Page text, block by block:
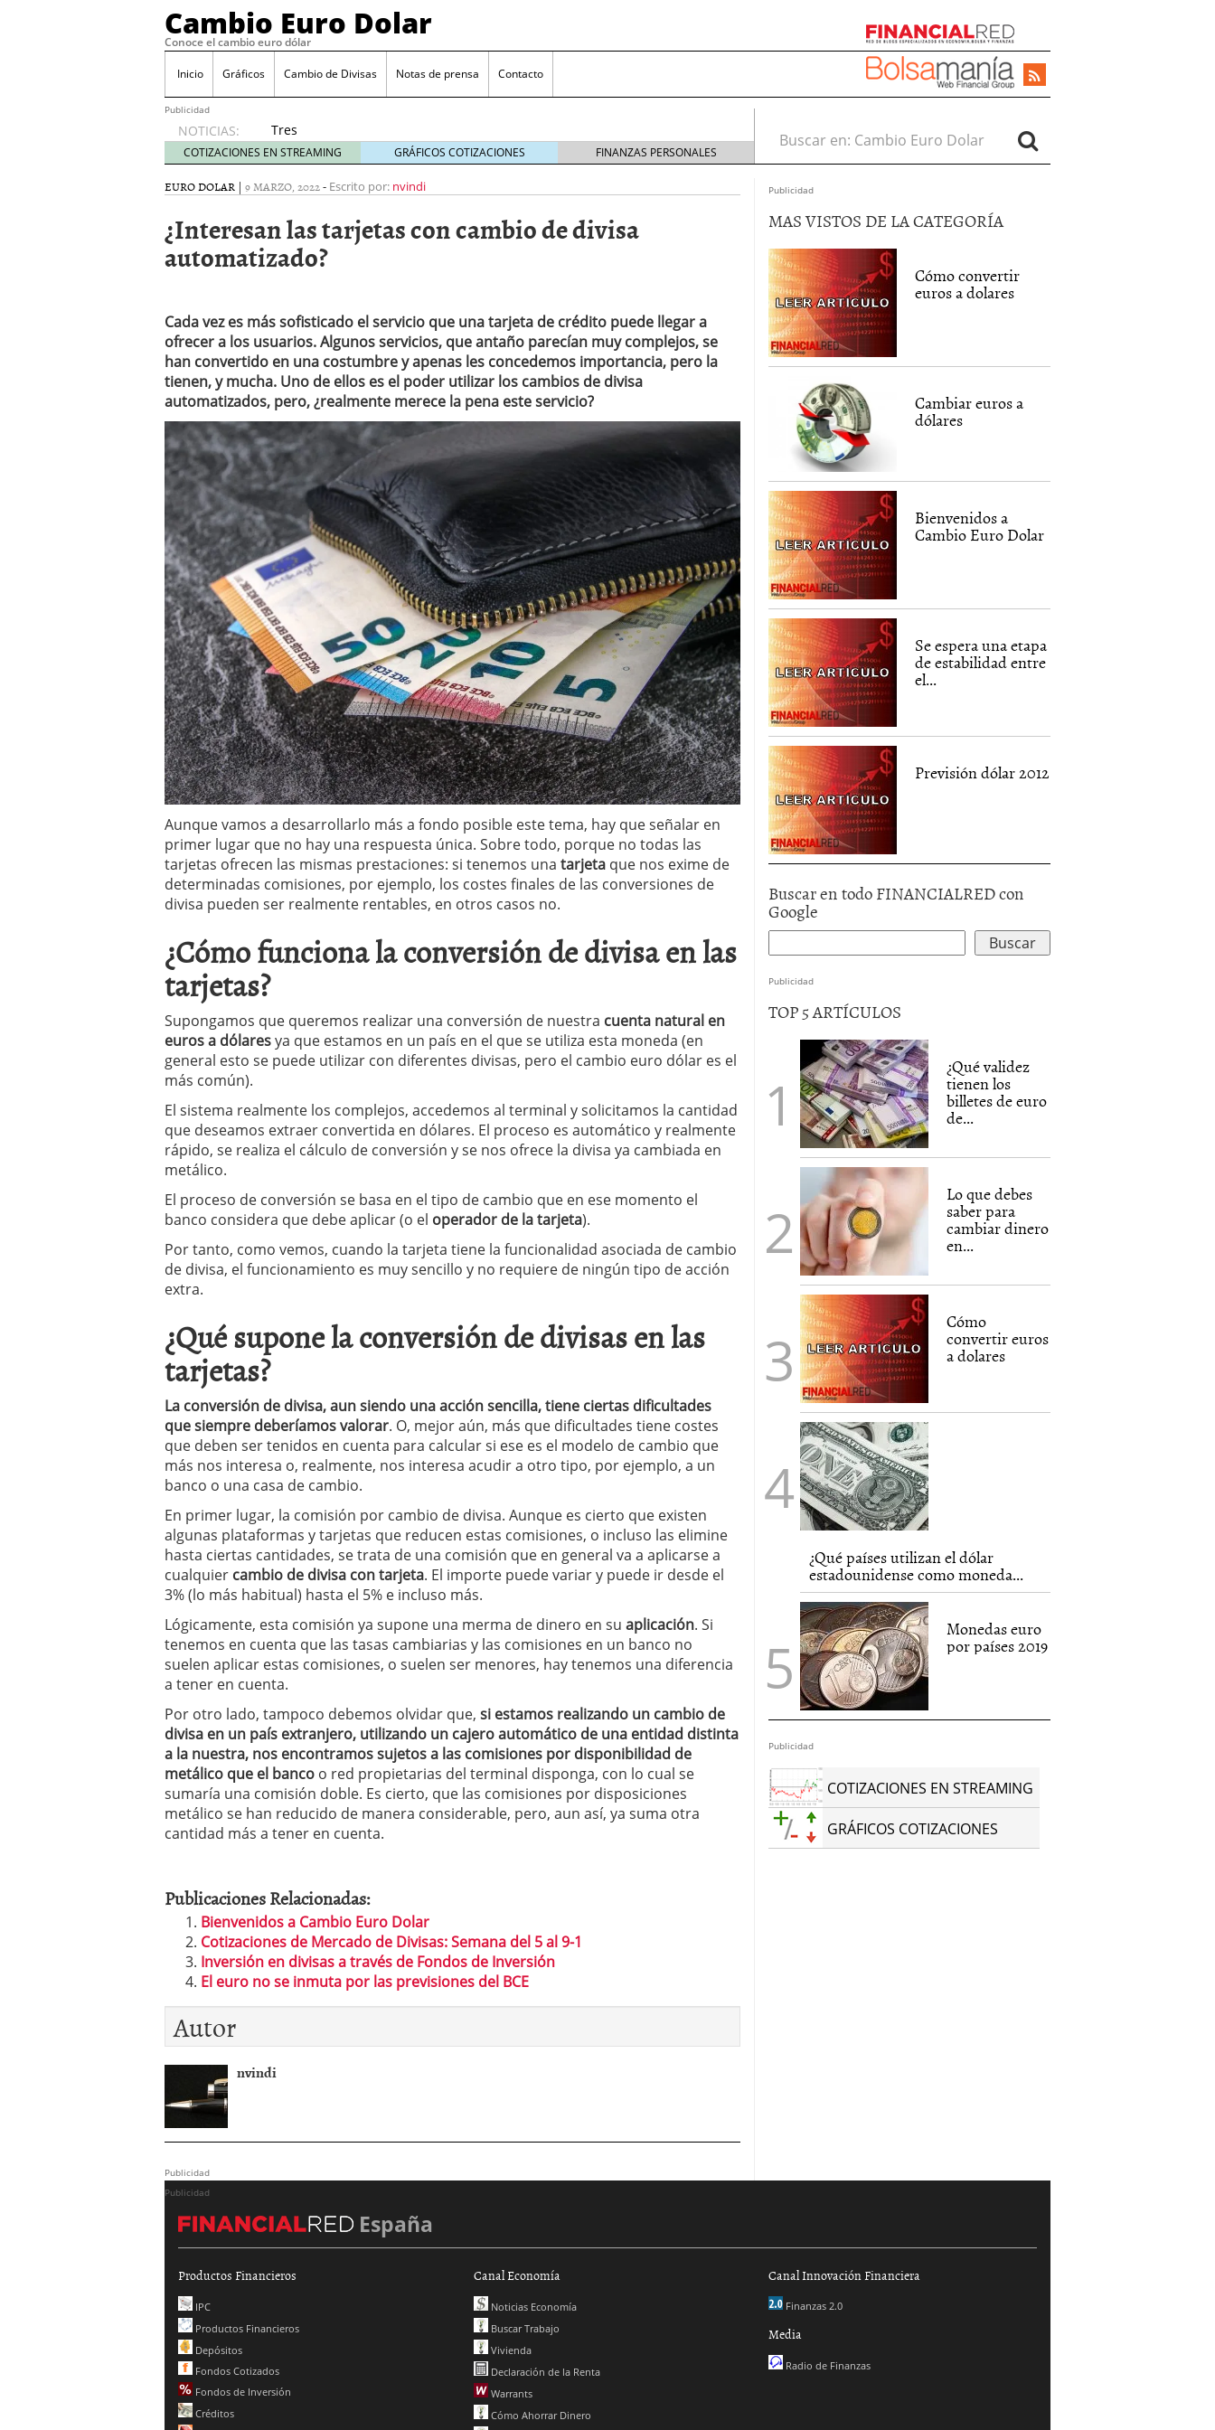
Cambio Euro Dolar
Conoce el cambio euro dólar
Inicio Gráficos Cambio de Divisas Notas de prensa Contacto
Publicidad
NOTICIAS:
Tres
escenarios
posibles
para el
según
las
decisiones
26/01/2026
Informe de mercado: el euro se mantiene cerca de 1,174 USD tras rebote
del dólar 21/01/2026
Qué está moviendo hoy el cambio euro-dólar 17/01/2026
Contexto del dólar fuerte: próximos reportes de empleo de EE. UU. se
convierten en foco principal para el par EUR/USD 09/01/2026
El dólar vive su mayor caída anual desde 2017 mientras analistas esperan
más debilidad en 2026 05/01/2026
COTIZACIONES EN STREAMING GRÁFICOS COTIZACIONES FINANZAS PERSONALES
Buscar en:
EURO DOLAR | 9 MARZO, 2022- Escrito por: nvindi
¿Interesan las tarjetas con cambio de divisa
automatizado?
Cada vez es más sofisticado el servicio que una tarjeta de crédito puede llegar a
ofrecer a los usuarios. Algunos servicios, que antaño parecían muy complejos, se
han convertido en una costumbre y apenas les concedemos importancia, pero la
tienen, y mucha. Uno de ellos es el poder utilizar los cambios de divisa
automatizados, pero, ¿realmente merece la pena este servicio?
Aunque vamos a desarrollarlo más a fondo posible este tema, hay que señalar en
primer lugar que no hay una respuesta única. Sobre todo, porque no todas las
tarjetas ofrecen las mismas prestaciones: si tenemos una tarjeta que nos exime de
determinadas comisiones, por ejemplo, los costes finales de las conversiones de
divisa pueden ser realmente rentables, en otros casos no.
¿Cómo funciona la conversión de divisa en las
tarjetas?
Supongamos que queremos realizar una conversión de nuestra cuenta natural en
euros a dólaresya que estamos en un país en el que se utiliza esta moneda (en
general esto se puede utilizar con diferentes divisas, pero el cambio euro dólar es el
más común).
El sistema realmente los complejos, accedemos al terminal y solicitamos la cantidad
que deseamos extraer convertida en dólares. El proceso es automático y realmente
rápido, se realiza el cálculo de conversión y se nos ofrece la divisa ya cambiada en
metálico.
El proceso de conversión se basa en el tipo de cambio que en ese momento el
banco considera que debe aplicar (o el operador de la tarjeta).
Por tanto, como vemos, cuando la tarjeta tiene la funcionalidad asociada de cambio
de divisa, el funcionamiento es muy sencillo y no requiere de ningún tipo de acción
extra.
¿Qué supone la conversión de divisas en las
tarjetas?
La conversión de divisa, aun siendo una acción sencilla, tiene ciertas dificultades
que siempre deberíamos valorar. O, mejor aún, más que dificultades tiene costes
que deben ser tenidos en cuenta para calcular si ese es el modelo de cambio que
más nos interesa o, realmente, nos interesa acudir a otro tipo, por ejemplo, a un
banco o una casa de cambio.
En primer lugar, la comisión por cambio de divisa. Aunque es cierto que existen
algunas plataformas y tarjetas que reducen estas comisiones, o incluso las elimine
hasta ciertas cantidades, se trata de una comisión que en general va a aplicarse a
cualquier cambio de divisa con tarjeta. El importe puede variar y puede ir desde el
3% (lo más habitual) hasta el 5% e incluso más.
Lógicamente, esta comisión ya supone una merma de dinero en su aplicación. Si
tenemos en cuenta que las tasas cambiarias y las comisiones en un banco no
suelen aplicar estas comisiones, o suelen ser menores, hay tenemos una diferencia
a tener en cuenta.
Por otro lado, tampoco debemos olvidar que, si estamos realizando un cambio de
divisa en un país extranjero, utilizando un cajero automático de una entidad distinta
a la nuestra, nos encontramos sujetos a las comisiones por disponibilidad de
metálico que el banco o red propietarias del terminal disponga, con lo cual se
sumaría una comisión doble. Es cierto, que las comisiones por disposiciones
metálico se han reducido de manera considerable, pero, aun así, ya suma otra
cantidad más a tener en cuenta.
Publicaciones Relacionadas:
Bienvenidos a Cambio Euro Dolar
Cotizaciones de Mercado de Divisas: Semana del 5 al 9-1
Inversión en divisas a través de Fondos de Inversión
El euro no se inmuta por las previsiones del BCE
Autor
nvindi
Publicidad
Publicidad
MAS VISTOS DE LA CATEGORÍA
Cómo convertir
euros a dolares
Cambiar euros a
dólares
Bienvenidos a
Cambio Euro Dolar
Se espera una etapa
de estabilidad entre
el...
Previsión dólar 2012
Buscar en todo FINANCIALRED con
Google
Publicidad
TOP 5 ARTÍCULOS
¿Qué validez
tienen los
billetes de euro
de...
Lo que debes
saber para
cambiar dinero
en...
Cómo
convertir euros
a dolares
¿Qué países utilizan el dólar
estadounidense como moneda...
Monedas euro
por países 2019
Publicidad
COTIZACIONES EN STREAMING
GRÁFICOS COTIZACIONES
Publicidad
España
Productos Financieros
IPC
Productos Financieros
Depósitos
Fondos Cotizados
Fondos de Inversión
Créditos
Canal Economía
Noticias Economía
Buscar Trabajo
Vivienda
Declaración de la Renta
Warrants
Cómo Ahorrar Dinero
Canal Innovación Financiera
Finanzas 2.0
Media
Radio de Finanzas